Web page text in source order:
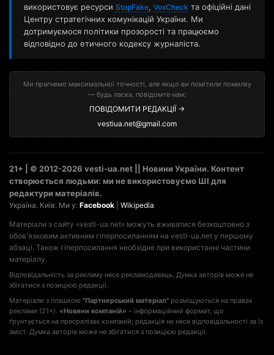
використовує ресурси StopFake, VoxCheck та офіційні дані
Центру стратегічних комунікацій України. Ми
дотримуємося політики прозорості та працюємо
відповідно до етичного кодексу журналіста.
Ми прагнемо максимальної точності, але якщо ви помітили помилку
— будь ласка, повідомте нам:
ПОВІДОМИТИ РЕДАКЦІЇ →
vestiua.net@gmail.com
21+ | © 2012-2026 vesti-ua.net || Новини України. Контент
створюється людьми: ми не використовуємо ШІ для
редактури матеріалів.
Україна. Київ. Ми у: Facebook Wikipedia
Матеріали з сайту «vesti-ua.net» можуть вживатися безкоштовно з
обов'язковим активним гіперпосиланням на vesti-ua.net у першому
абзаці. Також гіперпосилання необхідне при використанні частини
матеріалу.
Відповідальність за рекламу несе рекламодавець. Думка авторів може не
збігатися з позицією редакції.
Матеріали з плашкою "Партнерський матеріал" розміщуються на правах
реклами (21+). «Новини компаній» – інформаційний формат, що
ґрунтується на пресрелізах компаній; редакція не несе відповідальності за їх
зміст. Думка авторів може не збігатися з позицією редакції.